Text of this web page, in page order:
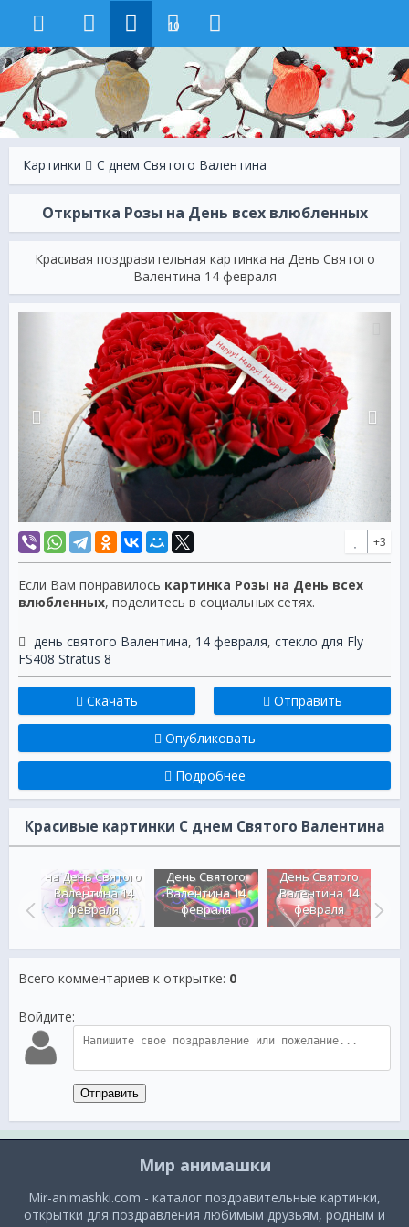
10
Картинки С днем Святого Валентина
Открытка Розы на День всех влюбленных
Красивая поздравительная картинка на День Святого
Валентина 14 февраля
+3
Если Вам понравилось картинка Розы на День всех
влюбленных, поделитесь в социальных сетях.
день святого Валентина, 14 февраля, стекло для Fly
FS408 Stratus 8
Скачать Отправить
Опубликовать
Подробнее
Красивые картинки С днем Святого Валентина
на День Святого
Валентина 14
февраля
Сердечная
День Святого
Валентина 14
февраля
День Святого
Валентина 14
февраля
Всего комментариев к открытке: 0
Войдите:
Отправить
Мир анимашки
Mir-animashki.com - каталог поздравительные картинки,
открытки для поздравления любимым друзьям, родным и